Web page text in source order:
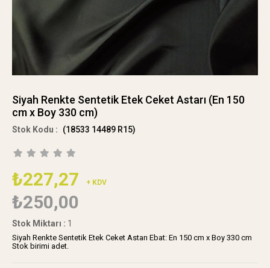
Siyah Renkte Sentetik Etek Ceket Astarı (En 150
cm x Boy 330 cm)
(18533 14489 R15)
₺227,27 + KDV
₺250,00
Stok Miktarı : 1
Siyah Renkte Sentetik Etek Ceket Astarı Ebat: En 150 cm x Boy 330 cm
Stok birimi adet.